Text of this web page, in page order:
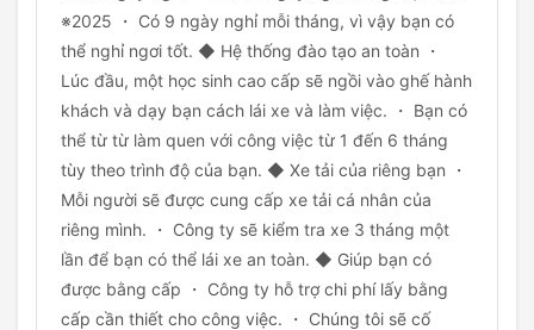
※2025 ・ Có 9 ngày nghỉ mỗi tháng, vì vậy bạn có
thể nghỉ ngơi tốt. ◆ Hệ thống đào tạo an toàn ・
Lúc đầu, một học sinh cao cấp sẽ ngồi vào ghế hành
khách và dạy bạn cách lái xe và làm việc. ・ Bạn có
thể từ từ làm quen với công việc từ 1 đến 6 tháng
tùy theo trình độ của bạn. ◆ Xe tải của riêng bạn ・
Mỗi người sẽ được cung cấp xe tải cá nhân của
riêng mình. ・ Công ty sẽ kiểm tra xe 3 tháng một
lần để bạn có thể lái xe an toàn. ◆ Giúp bạn có
được bằng cấp ・ Công ty hỗ trợ chi phí lấy bằng
cấp cần thiết cho công việc. ・ Chúng tôi sẽ cố